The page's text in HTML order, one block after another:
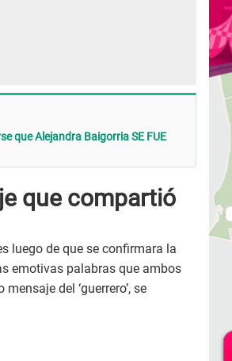
que Alejandra Baigorria SE FUE
que compartió
luego de que se confirmara la
emotivas palabras que ambos
del ‘guerrero’, se